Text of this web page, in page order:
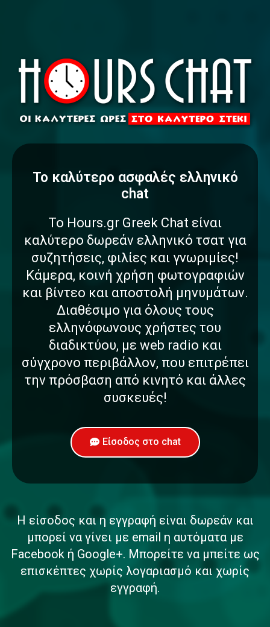
To καλύτερο ασφαλές ελληνικό
chat
Το Hours.gr Greek Chat είναι
καλύτερο δωρεάν ελληνικό τσατ για
συζητήσεις, φιλίες και γνωριμίες!
Κάμερα, κοινή χρήση φωτογραφιών
και βίντεο και αποστολή μηνυμάτων.
Διαθέσιμο για όλους τους
ελληνόφωνους χρήστες του
διαδικτύου, με web radio και
σύγχρονο περιβάλλον, που επιτρέπει
την πρόσβαση από κινητό και άλλες
συσκευές!
Είσοδος στο chat
Η είσοδος και η εγγραφή είναι δωρεάν και
μπορεί να γίνει με email η αυτόματα με
Facebook ή Google+. Μπορείτε να μπείτε ως
επισκέπτες χωρίς λογαριασμό και χωρίς
εγγραφή.